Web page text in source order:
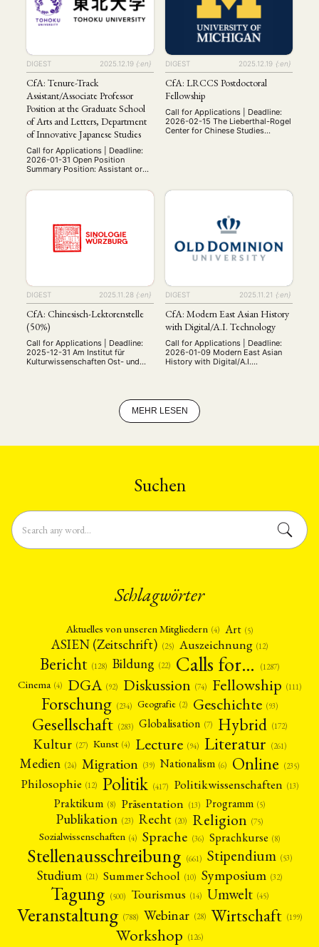
library and its numerous national
and international co-operations
make it …
library and its numerous national
and international co-operations
make it …
DIGEST 2025.12.19 {:en}
CfA: Tenure-Track
Assistant/Associate Professor
Position at the Graduate School
of Arts and Letters, Department
of Innovative Japanese Studies
Call for Applications | Deadline:
2026-01-31 Open Position
Summary Position: Assistant or
Tenure-Track, 5-year term
Sendai, Miyagi Qualifications:
Ph.D. at the time of appointment
Outstanding achievements in the
field of Japanese Studies Ability
DIGEST 2025.12.19 {:en}
CfA: LRCCS Postdoctoral
Fellowship
Call for Applications | Deadline:
2026-02-15 The Lieberthal-Rogel
Center for Chinese Studies
social sciences conducting well-
projects. Each year two fellows
DIGEST 2025.11.28 {:en}
CfA: Chinesisch-Lektorenstelle
(50%)
Call for Applications | Deadline:
2025-12-31 Am Institut für
Kulturwissenschaften Ost- und
Würzburg ist zum 01.04.2026 eine
halbe Stelle (50%) als Lektor
(m/w/d) für Chinesisch zu
und Fortgeschrittene im Umfang
DIGEST 2025.11.21 {:en}
CfA: Modern East Asian History
with Digital/A.I. Technology
Call for Applications | Deadline:
2026-01-09 Modern East Asian
History with Digital/A.I.
Dominion University The
Department of History at Old
Dominion University invites
applications for a tenure-track
East Asian history and digital
MEHR LESEN
Suchen
Schlagwörter
Aktuelles von unseren Mitgliedern (4) Art (5)
ASIEN (Zeitschrift) (25) Auszeichnung (12)
Bericht (128) Bildung (22) Calls for… (1287)
Cinema (4) DGA (92) Diskussion (74) Fellowship (111)
Forschung (234) Geografie (2) Geschichte (93)
Gesellschaft (283) Globalisation (7) Hybrid (172)
Kultur (27) Kunst (4) Lecture (94) Literatur (261)
Medien (24) Migration (39) Nationalism (6) Online (235)
Philosophie (12) Politik (417) Politikwissenschaften (13)
Praktikum (8) Präsentation (13) Programm (5)
Publikation (23) Recht (20) Religion (75)
Sozialwissenschaften (4) Sprache (36) Sprachkurse (8)
Stellenausschreibung (661) Stipendium (53)
Studium (21) Summer School (10) Symposium (32)
Tagung (500) Tourismus (14) Umwelt (45)
Veranstaltung (788) Webinar (28) Wirtschaft (199)
Workshop (126)